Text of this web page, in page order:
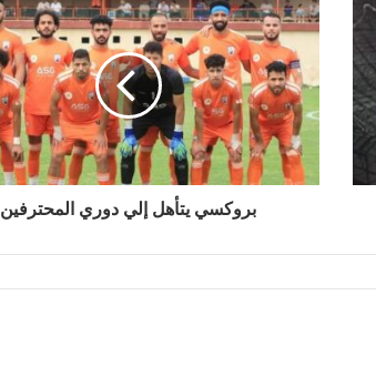
بروكسي يتأهل إلي دوري المحترفين